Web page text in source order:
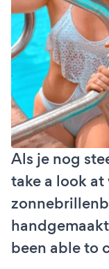
Als je nog
take a look at
been able to